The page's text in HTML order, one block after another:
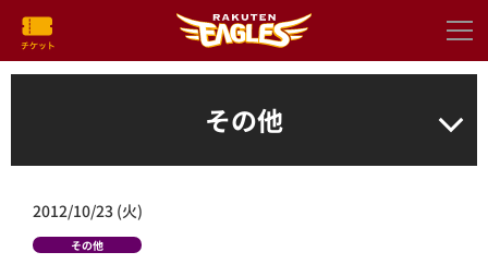
その他
2012/10/23 (火)
その他